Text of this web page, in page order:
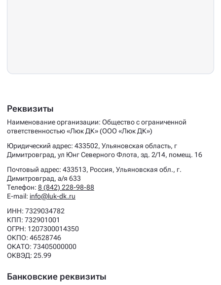
Реквизиты
Наименование организации: Общество с ограниченной
ответственностью «Люк ДК» (ООО «Люк ДК»)
Юридический адрес: 433502, Ульяновская область, г
Димитровград, ул Юнг Северного Флота, зд. 2/14, помещ. 16
Почтовый адрес: 433513, Россия, Ульяновская обл., г.
Димитровград, а/я 633
Телефон: 8 (842) 228-98-88
E-mail: info@luk-dk.ru
ИНН: 7329034782
КПП: 732901001
ОГРН: 1207300014350
ОКПО: 46528746
ОКАТО: 73405000000
ОКВЭД: 25.99
Банковские реквизиты